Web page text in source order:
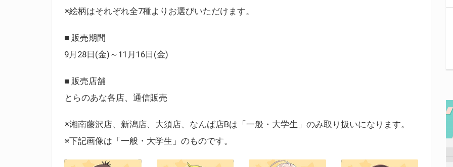
※絵柄はそれぞれ全7種よりお選びいただけます。
■ 販売期間
9月28日(金)～11月16日(金)
■ 販売店舗
とらのあな各店、通信販売
※湘南藤沢店、新潟店、大須店、なんば店Bは「一般・大学生」のみ取り扱いになります。
※下記画像は「一般・大学生」のものです。